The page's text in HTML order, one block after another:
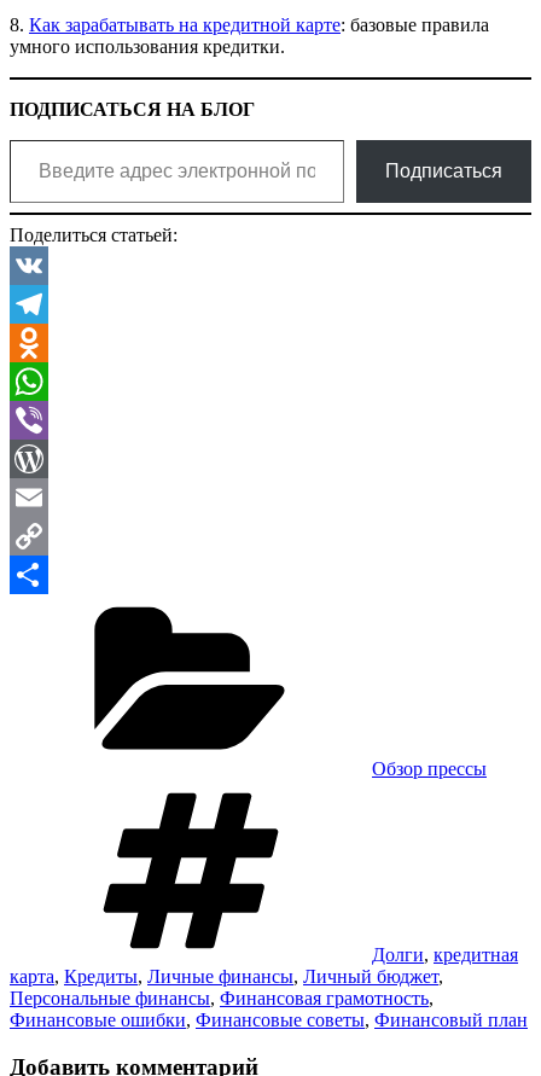
8. Как зарабатывать на кредитной карте: базовые правила
умного использования кредитки.
ПОДПИСАТЬСЯ НА БЛОГ
Введите адрес электронной почты…
Подписаться
Поделиться статьей:
VK
Telegram
Odnoklassniki
WhatsApp
Viber
WordPress
Email
Copy
Отправить
Обзор прессы
Долги, кредитная
карта, Кредиты, Личные финансы, Личный бюджет,
Персональные финансы, Финансовая грамотность,
Финансовые ошибки, Финансовые советы, Финансовый план
Добавить комментарий